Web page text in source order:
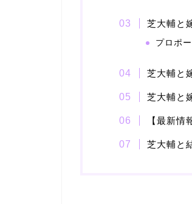
芝大輔と
プロポ
芝大輔と
芝大輔と
【最新情
芝大輔と